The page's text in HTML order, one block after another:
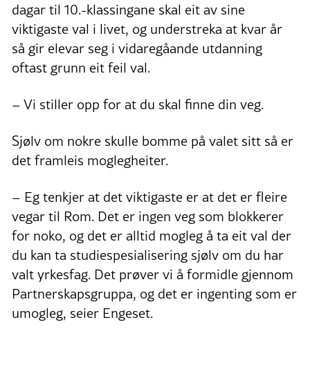
dagar til 10.-klassingane skal eit av sine
viktigaste val i livet, og understreka at kvar år
så gir elevar seg i vidaregåande utdanning
oftast grunn eit feil val.
– Vi stiller opp for at du skal finne din veg.
Sjølv om nokre skulle bomme på valet sitt så er
det framleis moglegheiter.
– Eg tenkjer at det viktigaste er at det er fleire
vegar til Rom. Det er ingen veg som blokkerer
for noko, og det er alltid mogleg å ta eit val der
du kan ta studiespesialisering sjølv om du har
valt yrkesfag. Det prøver vi å formidle gjennom
Partnerskapsgruppa, og det er ingenting som er
umogleg, seier Engeset.